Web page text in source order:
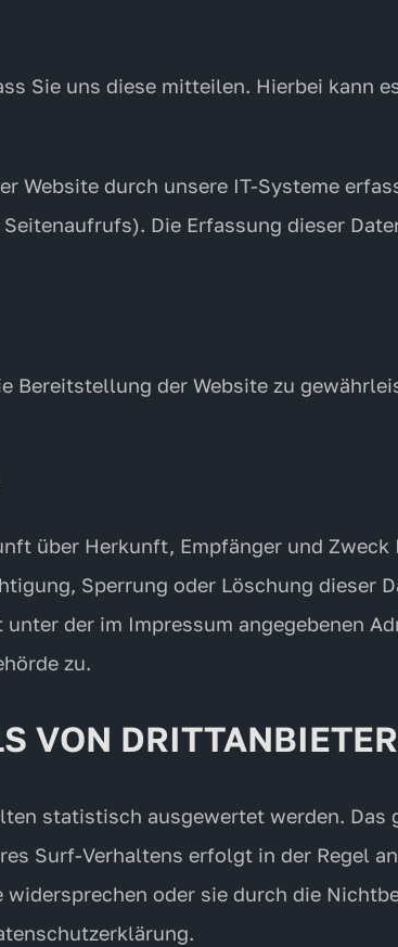
Sie uns diese mitteilen. Hierbei kann
Website durch unsere IT-Systeme
Die Erfassung dieser
Bereitstellung der Website zu
über Herkunft, Empfänger und
Sperrung oder Löschung dieser
der im Impressum angegebenen
zu.
VON
statistisch ausgewertet werden.
Surf-Verhaltens erfolgt in der Regel
oder sie durch die